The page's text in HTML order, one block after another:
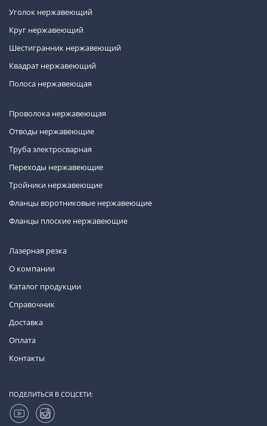
Уголок нержавеющий
Круг нержавеющий
Шестигранник нержавеющий
Квадрат нержавеющий
Полоса нержавеющая
Проволока нержавеющая
Отводы нержавеющие
Труба электросварная
Переходы нержавеющие
Тройники нержавеющие
Фланцы воротниковые нержавеющие
Фланцы плоские нержавеющие
Лазерная резка
О компании
Каталог продукции
Справочник
Доставка
Оплата
Контакты
ПОДЕЛИТЬСЯ В СОЦСЕТИ: